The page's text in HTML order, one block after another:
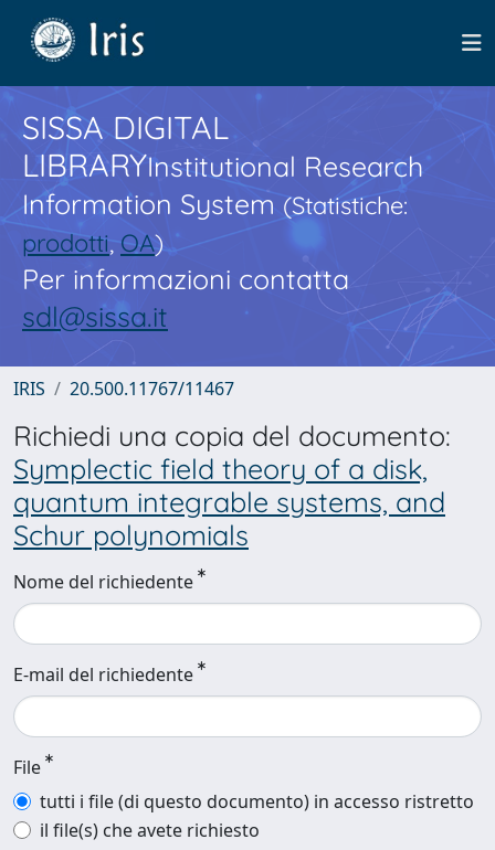
SISSA DIGITAL
LIBRARYInstitutional Research
Information System(Statistiche:
prodotti,OA)
Per informazioni contatta
sdl@sissa.it
IRIS 20.500.11767/11467
Richiedi una copia del documento:
Symplectic field theory of a disk,
quantum integrable systems, and
Schur polynomials
Nome del richiedente
E-mail del richiedente
File
tutti i file (di questo documento) in accesso ristretto
il file(s) che avete richiesto